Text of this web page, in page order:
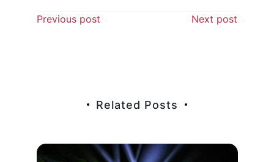
Beitragsnavigation
Previous post Next post
Related Posts